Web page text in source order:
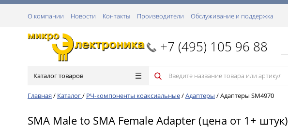
О компании Новости Контакты Производители Обслуживание и поддержка
+7 (495) 105 96 88
Каталог товаров
Главная / Каталог/ РЧ-компоненты коаксиальные/Адаптеры /Адаптеры SM4970
SMA Male to SMA Female Adapter (цена от 1+ штук)